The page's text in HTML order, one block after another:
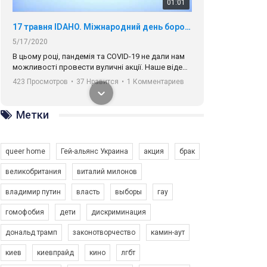
01:01
17 травня IDAHO. Міжнародний день боротьби з гомофобією трансфобією і біфобія.
5/17/2020
В цьому році, пандемія та COVІD-19 не дали нам
можливості провести вуличні акції. Наше відео-
звернення про те, що навіть коли ми у різних
містах та не можемо зустрінеться, ми разом. Ми
закликаємо всіх хто поділяє цінності рівності та
солідарності, приєднатися до нас. Регіональні
підрозділи ГАУ є в 16 областях України.
423 Просмотров • 37 Нравится • 1 Комментариев
Зупинимо насильство проти ЛГБТ в Україні! Stop violence against LGBT in Ukraine!
Емоційний та вражаючий промо-ролік на
Метки
queer home Гей-альянс Украина акция брак
великобритания виталий милонов
владимир путин власть выборы гау
гомофобия дети дискриминация
дональд трамп законотворчество камин-аут
киев киевпрайд кино лгбт